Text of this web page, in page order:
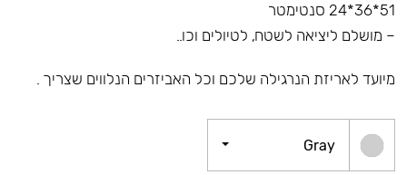
51*36*24 סנטימטר
– מושלם ליציאה לשטח, לטיולים וכו..
מיועד לאריזת הנרגילה שלכם וכל האביזרים הנלווים שצריך .
Gray